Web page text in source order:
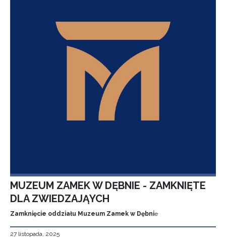
MUZEUM ZAMEK W DĘBNIE - ZAMKNIĘTE
DLA ZWIEDZAJĄYCH
Zamknięcie oddziału Muzeum Zamek w Dębnie
27 listopada, 2025